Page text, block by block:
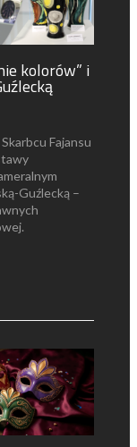
kolorów” i
Fajansu
Guźlecką –